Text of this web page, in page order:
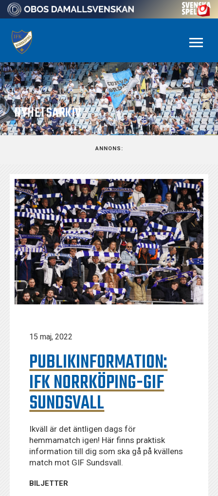
NYHETSARKIV
ANNONS:
15 maj, 2022
PUBLIKINFORMATION:
IFK NORRKÖPING-GIF
SUNDSVALL
Ikväll är det äntligen dags för
hemmamatch igen! Här finns praktisk
information till dig som ska gå på kvällens
match mot GIF Sundsvall.
BILJETTER